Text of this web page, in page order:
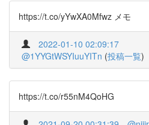
https://t.co/yYwXA0Mfwz メモ
2022-01-10 02:09:17
@1YYGtWSYIuuYITn (投稿一覧)
https://t.co/r55nM4QoHG